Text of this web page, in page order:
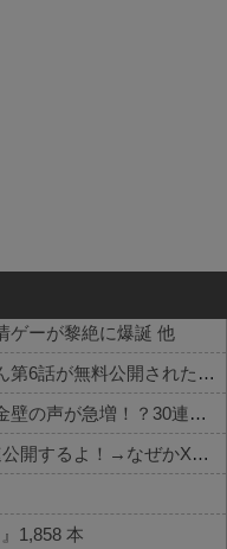
ゲーが黎絶に爆誕 他
【速報】ルシファーさんの堕落ごはん第6話が無料公開された件 他
【衝撃】新ガチャチケット仕様に課金壁の声が急増！？30連でどうなる 他
「GTA6」最新映像をネトフリで最速公開するよ！→なぜかXで大炎上中wwww 他
1,858 本